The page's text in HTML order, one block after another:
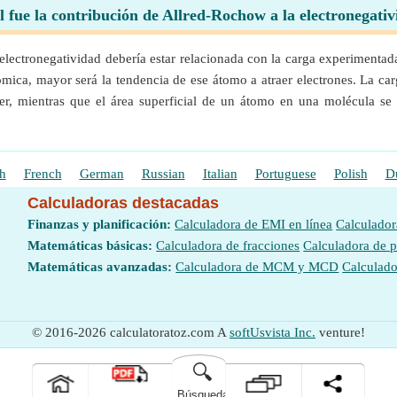
fue la contribución de Allred-Rochow a la
debería estar relacionada con la carga
mayor será la tendencia de ese átomo a atraer electrones. La
mientras que el área superficial de un átomo en una molécula
French German Russian Italian Portuguese Polish
Calculadoras destacadas
Finanzas y planificación: Calculadora de EMI en línea
Matemáticas básicas: Calculadora de fracciones Calculadora de
Matemáticas avanzadas: Calculadora de MCM y MCD
© 2016-2026 calculatoratoz.com A softUsvista Inc. venture!
🔍